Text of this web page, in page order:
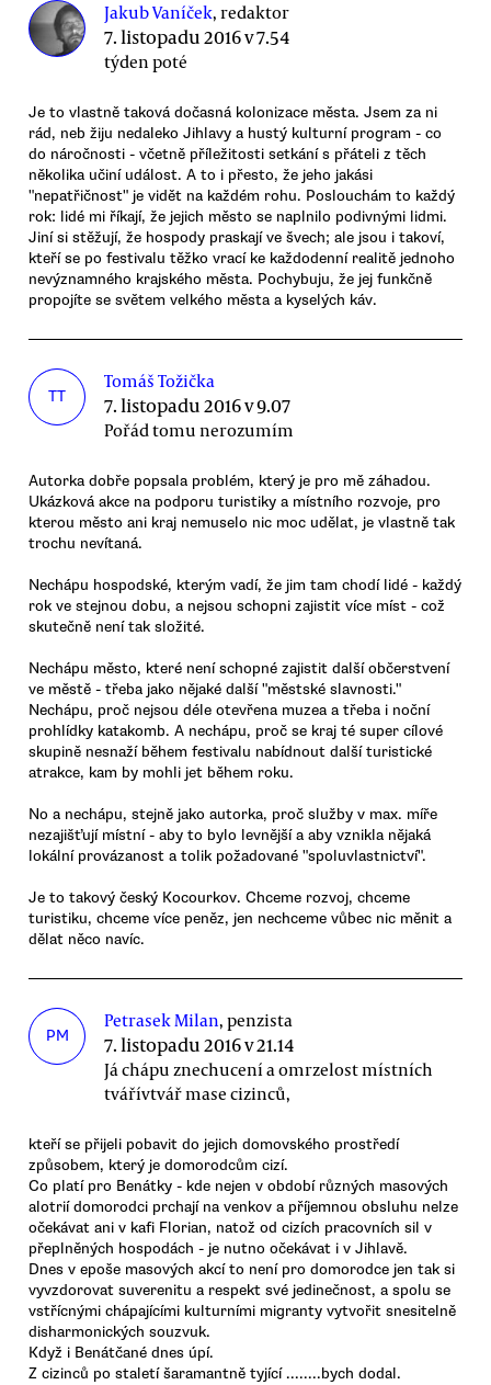
Jakub Vaníček, redaktor
7. listopadu 2016 v 7.54
týden poté
Je to vlastně taková dočasná kolonizace města. Jsem za ni
rád, neb žiju nedaleko Jihlavy a hustý kulturní program - co
do náročnosti - včetně příležitosti setkání s přáteli z těch
několika učiní událost. A to i přesto, že jeho jakási
"nepatřičnost" je vidět na každém rohu. Poslouchám to každý
rok: lidé mi říkají, že jejich město se naplnilo podivnými lidmi.
Jiní si stěžují, že hospody praskají ve švech; ale jsou i takoví,
kteří se po festivalu těžko vrací ke každodenní realitě jednoho
nevýznamného krajského města. Pochybuju, že jej funkčně
propojíte se světem velkého města a kyselých káv.
TT
Tomáš Tožička
7. listopadu 2016 v 9.07
Pořád tomu nerozumím
Autorka dobře popsala problém, který je pro mě záhadou.
Ukázková akce na podporu turistiky a místního rozvoje, pro
kterou město ani kraj nemuselo nic moc udělat, je vlastně tak
trochu nevítaná.
Nechápu hospodské, kterým vadí, že jim tam chodí lidé - každý
rok ve stejnou dobu, a nejsou schopni zajistit více míst - což
skutečně není tak složité.
Nechápu město, které není schopné zajistit další občerstvení
ve městě - třeba jako nějaké další "městské slavnosti."
Nechápu, proč nejsou déle otevřena muzea a třeba i noční
prohlídky katakomb. A nechápu, proč se kraj té super cílové
skupině nesnaží během festivalu nabídnout další turistické
atrakce, kam by mohli jet během roku.
No a nechápu, stejně jako autorka, proč služby v max. míře
nezajišťují místní - aby to bylo levnější a aby vznikla nějaká
lokální provázanost a tolik požadované "spoluvlastnictví".
Je to takový český Kocourkov. Chceme rozvoj, chceme
turistiku, chceme více peněz, jen nechceme vůbec nic měnit a
dělat něco navíc.
PM
Petrasek Milan, penzista
7. listopadu 2016 v 21.14
Já chápu znechucení a omrzelost místních
tvářívtvář mase cizinců,
kteří se přijeli pobavit do jejich domovského prostředí
způsobem, který je domorodcům cizí.
Co platí pro Benátky - kde nejen v období různých masových
alotrií domorodci prchají na venkov a příjemnou obsluhu nelze
očekávat ani v kafi Florian, natož od cizích pracovních sil v
přeplněných hospodách - je nutno očekávat i v Jihlavě.
Dnes v epoše masových akcí to není pro domorodce jen tak si
vyvzdorovat suverenitu a respekt své jedinečnost, a spolu se
vstřícnými chápajícími kulturními migranty vytvořit snesitelně
disharmonických souzvuk.
Když i Benátčané dnes úpí.
Z cizinců po staletí šaramantně tyjící ........bych dodal.